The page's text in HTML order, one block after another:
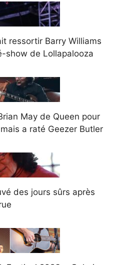
ressortir Barry Williams
show de Lollapalooza
May de Queen pour
a raté Geezer Butler
des jours sûrs après